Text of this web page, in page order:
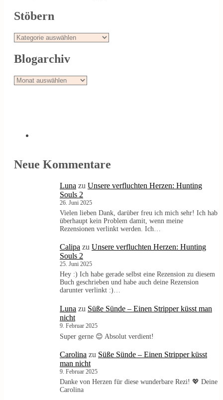
Stöbern
Stöbern
Blogarchiv
Blogarchiv
Neue Kommentare
Luna zu Unsere verfluchten Herzen: Hunting
Souls 2
26. Juni 2025
Vielen lieben Dank, darüber freu ich mich sehr! Ich hab
überhaupt kein Problem damit, wenn meine
Rezensionen verlinkt werden. Ich…
Calipa zu Unsere verfluchten Herzen: Hunting
Souls 2
25. Juni 2025
Hey :) Ich habe gerade selbst eine Rezension zu diesem
Buch geschrieben und habe auch deine Rezension
darunter verlinkt :)…
Luna zu Süße Sünde – Einen Stripper küsst man
nicht
9. Februar 2025
Super gerne 😊 Absolut verdient!
Carolina zu Süße Sünde – Einen Stripper küsst
man nicht
9. Februar 2025
Danke von Herzen für diese wunderbare Rezi! 💖 Deine
Carolina